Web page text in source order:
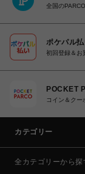
全国の
ポケパル
初回登録＆お
POCKET
コイン＆クー
カテゴリー
全カテゴリーから探